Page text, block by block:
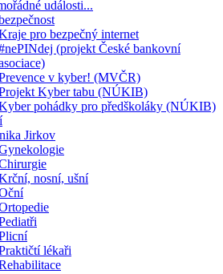
události...
pro bezpečný internet
(projekt České bankovní
v kyber! (MVČR)
Kyber tabu (NÚKIB)
pohádky pro předškoláky (NÚKIB)
Jirkov
nosní, ušní
lékaři